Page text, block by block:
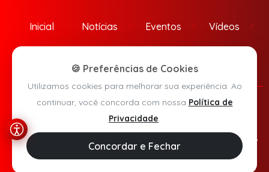
Inicial Notícias Eventos Vídeos
Política de Privacidade
Agora Sudoeste © 2026 - Todos os direitos reservados.
🍪 Preferências de Cookies
Utilizamos cookies para melhorar sua experiência. Ao
continuar, você concorda com nossa Política de
Privacidade.
Concordar e Fechar